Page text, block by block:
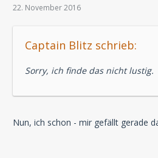
22. November 2016
Captain Blitz schrieb:
Sorry, ich finde das nicht lustig.
Nun, ich schon - mir gefällt gerade